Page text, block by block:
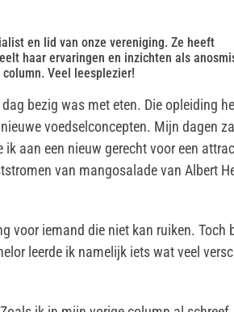
en lid van onze vereniging. Ze heeft
haar ervaringen en inzichten als
Veel leesplezier!
bezig was met eten. Die opleiding
voedselconcepten. Mijn dagen
aan een nieuw gerecht voor een
van mangosalade van Albert
voor iemand die niet kan ruiken. Toch
leerde ik namelijk iets wat veel